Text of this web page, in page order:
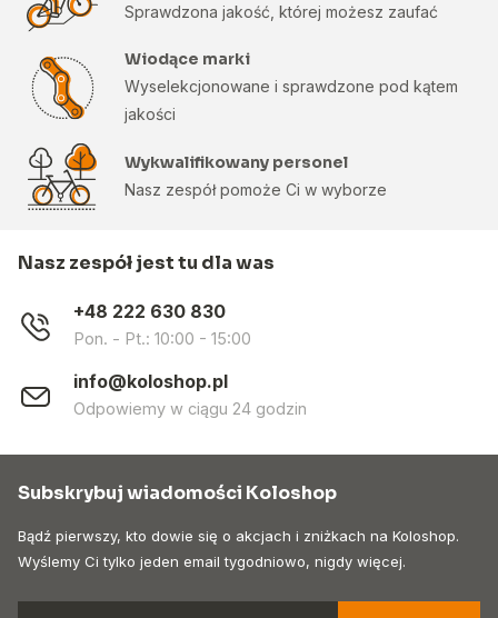
Sprawdzona jakość, której możesz zaufać
Wiodące marki
Wyselekcjonowane i sprawdzone pod kątem
jakości
Wykwalifikowany personel
Nasz zespół pomoże Ci w wyborze
Nasz zespół jest tu dla was
+48 222 630 830
Pon. - Pt.: 10:00 - 15:00
info@koloshop.pl
Odpowiemy w ciągu 24 godzin
Subskrybuj wiadomości Koloshop
Bądź pierwszy, kto dowie się o akcjach i zniżkach na Koloshop.
Wyślemy Ci tylko jeden email tygodniowo, nigdy więcej.